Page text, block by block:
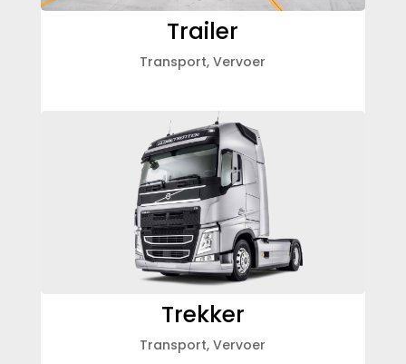
Trailer
Transport,Vervoer
Trekker
Transport,Vervoer